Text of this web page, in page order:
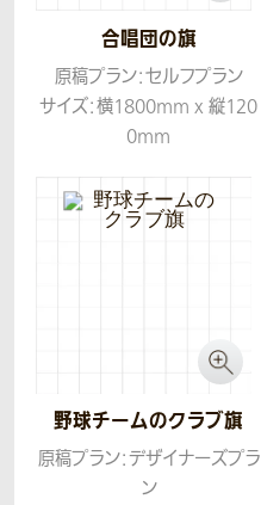
合唱団の旗
原稿プラン：セルフプラン
サイズ：横1800mm x 縦120
0mm
野球チームのクラブ旗
原稿プラン：デザイナーズプラ
ン